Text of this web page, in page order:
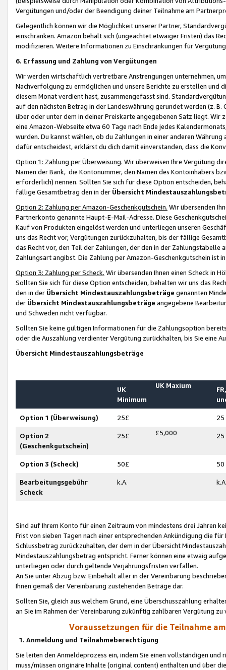
Vergütungen und/oder der Beendigung deiner Teilnahme am
Gelegentlich können wir die Möglichkeit unserer Partner,
einschränken. Amazon behält sich (ungeachtet etwaiger Fristen) das
modifizieren. Weitere Informationen zu Einschränkungen für
6. Erfassung und Zahlung von Vergütungen
Wir werden wirtschaftlich vertretbare Anstrengungen unternehmen,
Nachverfolgung zu ermöglichen und unsere Berichte zu erstellen und
diesem Monat verdient hast, zusammengefasst sind.
auf den nächsten Betrag in der Landeswährung gerundet werden (z.
über oder unter dem in deiner Preiskarte angegebenen Satz liegt.
eine Amazon-Webseite etwa 60 Tage nach Ende jedes
wurden. Du kannst wählen, ob du Zahlungen in einer anderen
dafür entscheidest, erklärst du dich damit einverstanden, dass die
Option 1: Zahlung per Überweisung. Wir überweisen Ihre Vergütung
Namen der Bank, die Kontonummer, den Namen des Kontoinhabers
erforderlich) nennen. Sollten Sie sich für diese Option entscheiden,
fällige Gesamtbetrag den in der Übersicht
Option 2: Zahlung per Amazon-Geschenkgutschein. Wir übersenden
Partnerkonto genannte Haupt-E-Mail-Adresse. Diese
Kauf von Produkten eingelöst werden und unterliegen unseren
uns das Recht vor, Vergütungen zurückzuhalten, bis der fällige
das Recht vor, den Teil der Zahlungen, der den in der
Zahlungsart angibst. Die Zahlung per Amazon-Geschenkgutschein ist
Option 3: Zahlung per Scheck. Wir übersenden Ihnen einen Scheck in
Sollten Sie sich für diese Option entscheiden, behalten wir uns das
den in der Übersicht Mindestauszahlungsbeträge genannten
der Übersicht Mindestauszahlungsbeträge angegebene
und Schweden nicht verfügbar.
Sollten Sie keine gültigen Informationen für die Zahlungsoption
oder die Auszahlung verdienter Vergütung zurückhalten, bis Sie
Übersicht Mindestauszahlungsbeträge
UK
Minimum
UK Maxium
Option 1 (Überweisung) 25£ 25
Option 2
(Geschenkgutschein)
25£ £5,000 25
Option 3 (Scheck) 50£ 50
Bearbeitungsgebühr
Scheck
k.A.
Sind auf Ihrem Konto für einen Zeitraum von mindestens drei Jahren
Frist von sieben Tagen nach einer entsprechenden Ankündigung die
Schlussbetrag zurückzuhalten, der dem in der Übersicht
Mindestauszahlungsbetrag entspricht. Ferner können eine etwaig
unterliegen oder durch geltende Verjährungsfristen verfallen.
An Sie unter Abzug bzw. Einbehalt aller in der Vereinbarung
Ihnen gemäß der Vereinbarung zustehenden Beträge dar.
Sollten Sie, gleich aus welchem Grund, eine Überschusszahlung
an Sie im Rahmen der Vereinbarung zukünftig zahlbaren Vergütung zu
Voraussetzungen für die Teilnahme
1. Anmeldung und Teilnahmeberechtigung
Sie leiten den Anmeldeprozess ein, indem Sie einen vollständigen
muss/müssen originäre Inhalte (original content) enthalten und über